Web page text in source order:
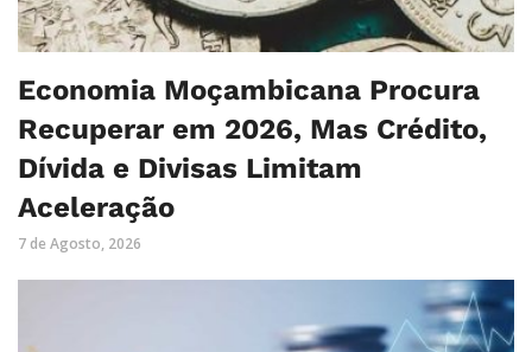
Economia Moçambicana Procura
Recuperar em 2026, Mas Crédito,
Dívida e Divisas Limitam
Aceleração
7 de Agosto, 2026